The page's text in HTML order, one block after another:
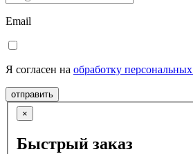
Email
Я согласен на обработку
отправить
×
Быстрый заказ